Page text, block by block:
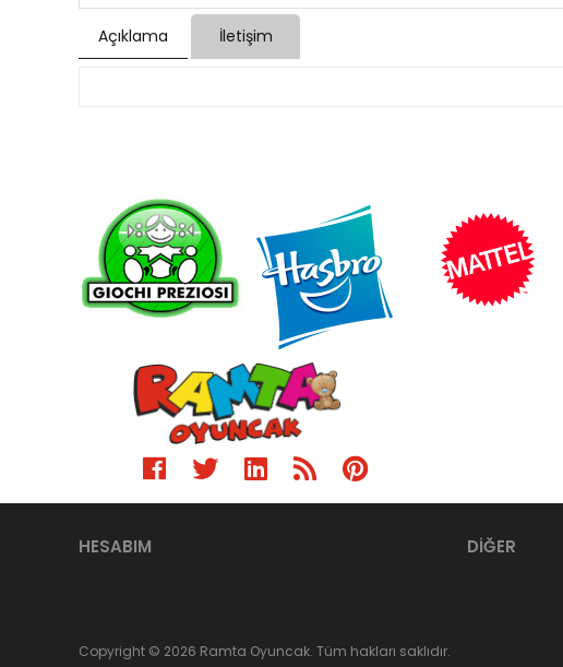
Açıklama İletişim
HESABIM DİĞER
Copyright © 2026 Ramta Oyuncak. Tüm hakları saklıdır.